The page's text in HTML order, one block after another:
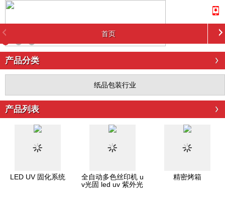
首页
产品分类
纸品包装行业
产品列表
LED UV 固化系统
全自动多色丝印机 u
v光固 led uv 紫外光
精密烤箱